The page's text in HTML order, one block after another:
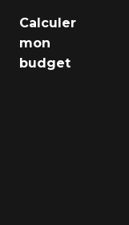
Calculer
mon
budget